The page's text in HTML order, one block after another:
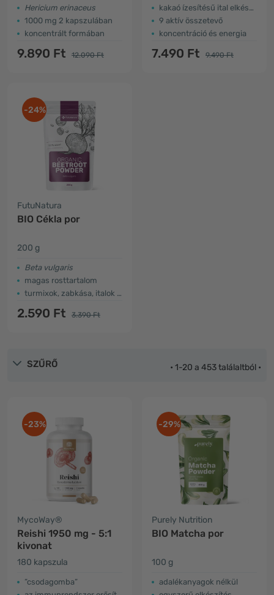
Hericium erinaceus
1000 mg 2 kapszulában
koncentrált formában
9.890 Ft 12.090 Ft
kakaó ízesítésű ital elkészítéséhez
9 aktív összetevő
koncentráció és energia
7.490 Ft 9.490 Ft
-24%
FutuNatura
BIO Cékla por
200 g
Beta vulgaris
magas rosttartalom
turmixok, zabkása, italok kiegészítője..
2.590 Ft 3.390 Ft
SZŰRŐ • 1-20 a 453 találaltból •
-23%
MycoWay®
Reishi 1950 mg - 5:1
kivonat
180 kapszula
”csodagomba”
-29%
Purely Nutrition
BIO Matcha por
100 g
adalékanyagok nélkül